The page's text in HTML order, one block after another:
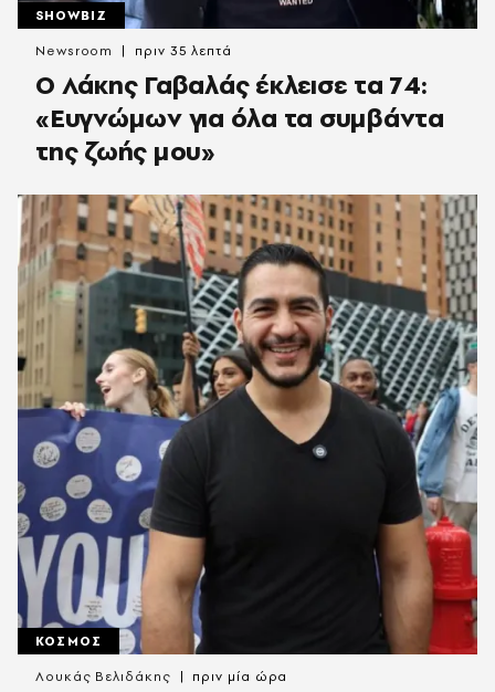
SHOWBIZ
O Λάκης Γαβαλάς έκλεισε τα 74:
«Ευγνώμων για όλα τα συμβάντα
της ζωής μου»
Newsroom πριν 35 λεπτά
ΚΟΣΜΟΣ
Λουκάς Βελιδάκης πριν μία ώρα